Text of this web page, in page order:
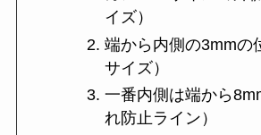
イズ）
端から内側の3mmの
サイズ）
一番内側は端から
れ防止ライン）